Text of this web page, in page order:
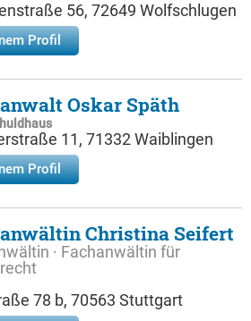
56, 72649 Wolfschlugen
Profil
Oskar Späth
11, 71332 Waiblingen
Profil
Christina Seifert
· Fachanwältin für
78 b, 70563 Stuttgart